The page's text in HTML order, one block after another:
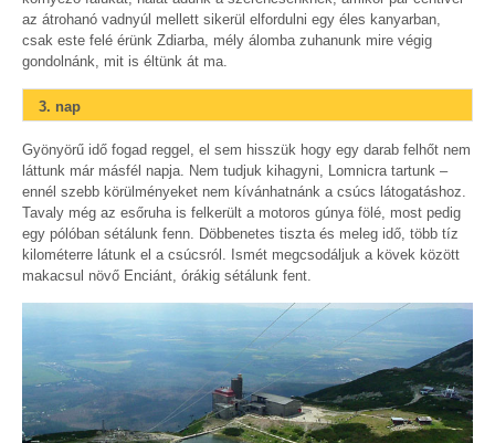
az átrohanó vadnyúl mellett sikerül elfordulni egy éles kanyarban,
csak este felé érünk Zdiarba, mély álomba zuhanunk mire végig
gondolnánk, mit is éltünk át ma.
3. nap
Gyönyörű idő fogad reggel, el sem hisszük hogy egy darab felhőt nem
láttunk már másfél napja. Nem tudjuk kihagyni, Lomnicra tartunk –
ennél szebb körülményeket nem kívánhatnánk a csúcs látogatáshoz.
Tavaly még az esőruha is felkerült a motoros gúnya fölé, most pedig
egy pólóban sétálunk fenn. Döbbenetes tiszta és meleg idő, több tíz
kilométerre látunk el a csúcsról. Ismét megcsodáljuk a kövek között
makacsul növő Enciánt, órákig sétálunk fent.